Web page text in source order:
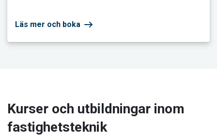
Läs mer och boka
Kurser och utbildningar inom
fastighetsteknik